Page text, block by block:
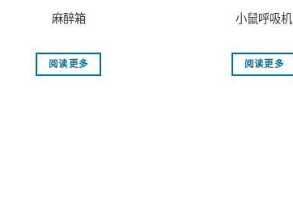
麻醉箱
阅读更多
小鼠呼吸机
阅读更多